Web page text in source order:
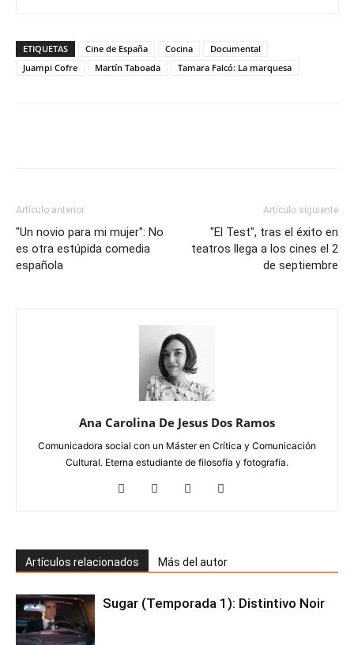
ETIQUETAS Cine de España Cocina
Documental
Juampi Cofre
Martín Taboada Tamara Falcó: La marquesa
Artículo anterior
"Un novio para mi mujer": No
es otra estúpida comedia
española
Artículo siguiente
"El Test", tras el éxito en
teatros llega a los cines el 2
de septiembre
Ana Carolina De Jesus Dos Ramos
Comunicadora social con un Máster en Crítica y Comunicación
Cultural. Eterna estudiante de filosofía y fotografía.
Artículos relacionados Más del autor
Sugar (Temporada 1): Distintivo Noir